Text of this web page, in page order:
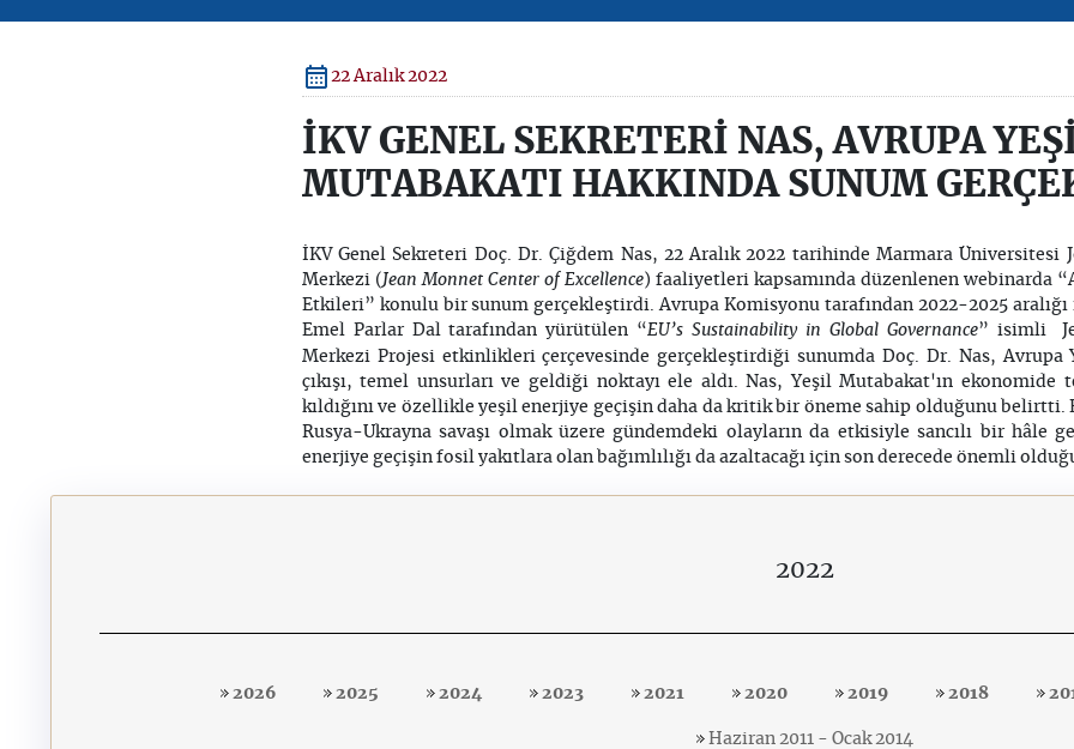
22 Aralık 2022
İKV GENEL SEKRETERİ NAS, AVRUPA
MUTABAKATI HAKKINDA SUNUM
İKV Genel Sekreteri Doç. Dr. Çiğdem Nas, 22 Aralık 2022 tarihinde Marmara Üniversitesi
Merkezi ( Jean Monnet Center of Excellence) faaliyetleri kapsamında düzenlenen webinarda
Etkileri” konulu bir sunum gerçekleştirdi. Avrupa Komisyonu tarafından 2022-2025
Emel Parlar Dal tarafından yürütülen “EU’s Sustainability in Global Governance” isimli
Merkezi Projesi etkinlikleri çerçevesinde gerçekleştirdiği sunumda Doç. Dr. Nas, Avrupa
çıkışı, temel unsurları ve geldiği noktayı ele aldı. Nas, Yeşil Mutabakat'ın
kıldığını ve özellikle yeşil enerjiye geçişin daha da kritik bir öneme sahip olduğunu
Rusya-Ukrayna savaşı olmak üzere gündemdeki olayların da etkisiyle sancılı bir hâle
enerjiye geçişin fosil yakıtlara olan bağımlılığı da azaltacağı için son derecede önemli
2022
2026 2025 2024 2023 2021 2020 2019 2018
Haziran 2011 - Ocak 2014